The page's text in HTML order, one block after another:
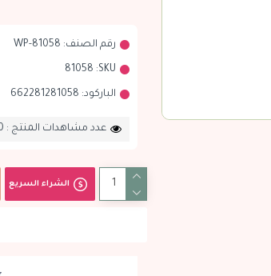
رقم الصنف: WP-81058
SKU:
81058
الباركود: 662281281058
عدد مشاهدات المنتج : 2870
الشراء السريع